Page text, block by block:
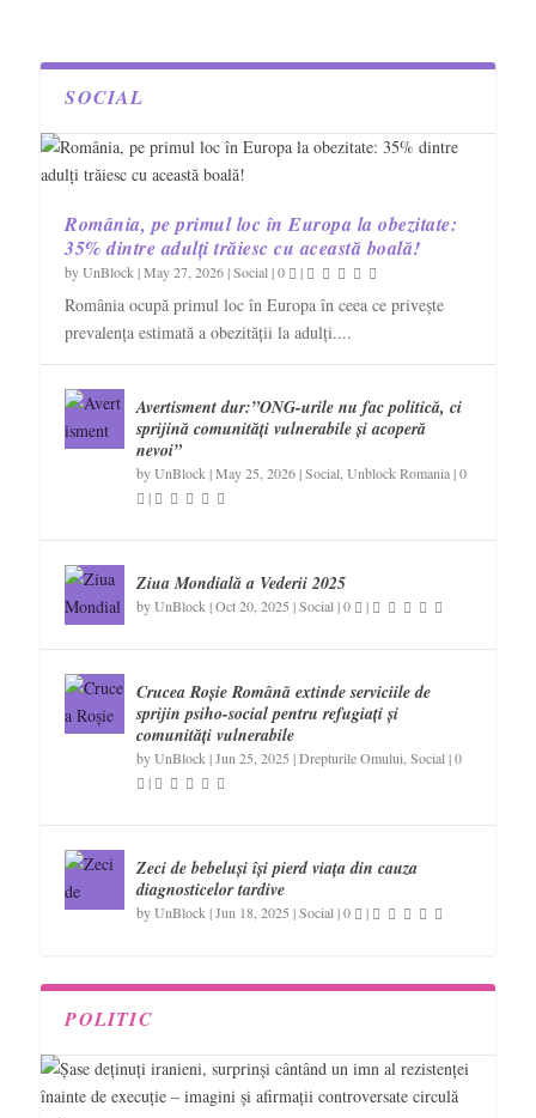
SOCIAL
România, pe primul loc în Europa la obezitate:
35% dintre adulți trăiesc cu această boală!
byUnBlock |May 27, 2026|Social |0 |
România ocupă primul loc în Europa în ceea ce privește
prevalența estimată a obezității la adulți....
Avertisment dur:”ONG-urile nu fac politică, ci
sprijină comunități vulnerabile și acoperă
nevoi”
byUnBlock |May 25, 2026|Social ,Unblock Romania|0
|
Ziua Mondială a Vederii 2025
byUnBlock |Oct 20, 2025 |Social |0 |
Crucea Roșie Română extinde serviciile de
sprijin psiho-social pentru refugiați și
comunități vulnerabile
byUnBlock |Jun 25, 2025 |Drepturile Omului ,Social |0
|
Zeci de bebeluși își pierd viața din cauza
diagnosticelor tardive
byUnBlock |Jun 18, 2025 |Social |0 |
POLITIC